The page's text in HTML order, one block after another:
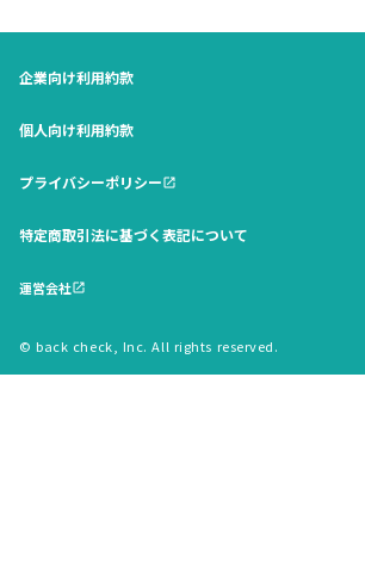
企業向け利用約款
個人向け利用約款
プライバシーポリシー open_in_new
特定商取引法に基づく表記について
運営会社open_in_new
© back check, Inc. All rights reserved.